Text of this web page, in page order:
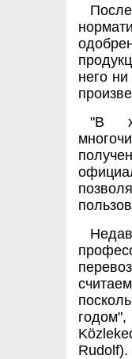
него
"В
Rudolf).